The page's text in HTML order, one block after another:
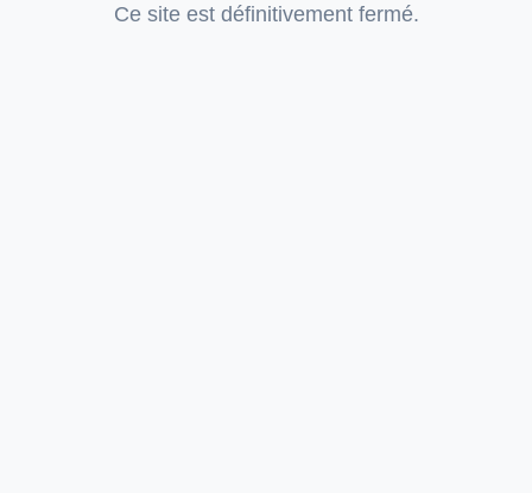
Ce site est définitivement fermé.